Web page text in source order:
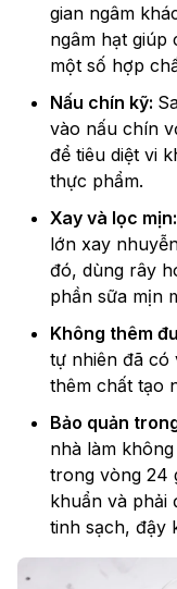
gian ngâm
ngâm hạt giúp
một số hợp
Nấu chín kỹ:
vào nấu chín
để tiêu diệt vi
thực phẩm.
Xay và lọc mịn:
lớn xay
đó, dùng rây
phần sữa mịn
Không thêm
tự nhiên đã có
thêm chất tạo
Bảo quản
nhà làm
trong vòng 24
khuẩn và phải
tinh sạch, đậy